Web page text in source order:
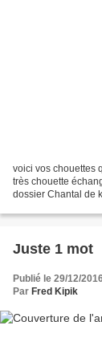
voici vos chouettes
très chouette
dossier Chantal de
Juste 1 mot
Publié le 29/12/
Par Fred Kipik